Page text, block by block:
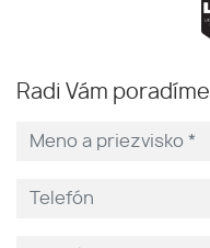
Radi Vám poradíme